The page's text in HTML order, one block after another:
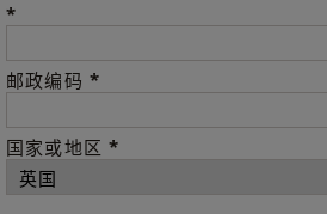
*
邮政编码 *
国家或地区*